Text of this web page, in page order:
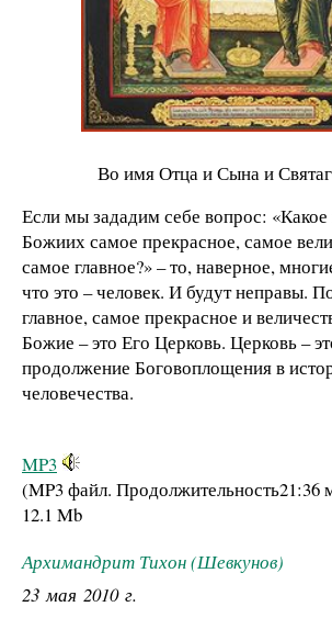
Во имя Отца и Сына и
Если мы зададим себе вопрос: «Какое
Божиих самое прекрасное, самое
самое главное?» – то, наверное,
что это – человек. И будут неправы.
главное, самое прекрасное и
Божие – это Его Церковь. Церковь –
продолжение Боговоплощения в
человечества.
MP3
(MP3 файл. Продолжительность21:36
12.1 Mb
Архимандрит Тихон (Шевкунов)
23 мая 2010 г.